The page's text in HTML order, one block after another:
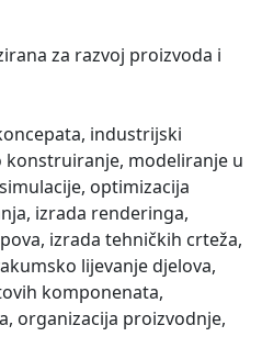
za razvoj proizvoda i
industrijski
modeliranje u
optimizacija
izrada renderinga,
izrada tehničkih crteža,
lijevanje djelova,
komponenata,
organizacija proizvodnje,